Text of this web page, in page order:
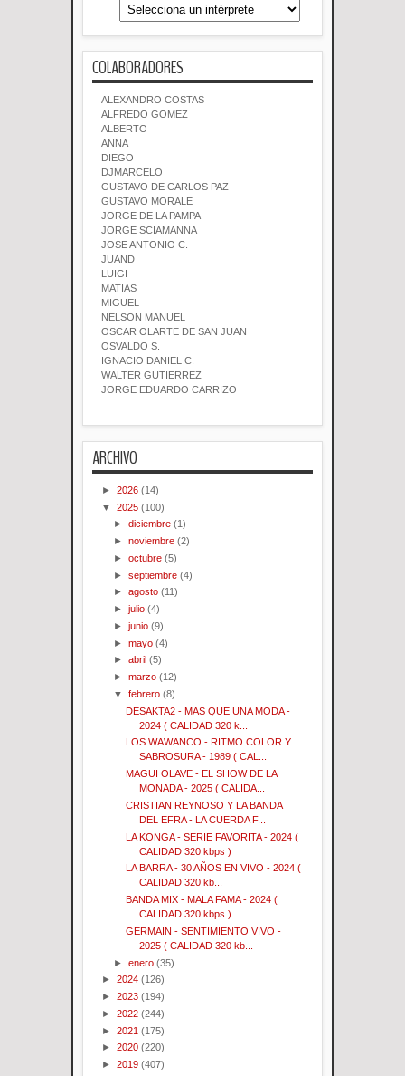
COLABORADORES
ALEXANDRO COSTAS
ALFREDO GOMEZ
ALBERTO
ANNA
DIEGO
DJMARCELO
GUSTAVO DE CARLOS PAZ
GUSTAVO MORALE
JORGE DE LA PAMPA
JORGE SCIAMANNA
JOSE ANTONIO C.
JUAND
LUIGI
MATIAS
MIGUEL
NELSON MANUEL
OSCAR OLARTE DE SAN JUAN
OSVALDO S.
IGNACIO DANIEL C.
WALTER GUTIERREZ
JORGE EDUARDO CARRIZO
ARCHIVO
► 2026 (14)
▼ 2025 (100)
►diciembre (1)
►noviembre (2)
►octubre (5)
►septiembre (4)
►agosto (11)
►julio (4)
►junio (9)
►mayo (4)
►abril (5)
►marzo (12)
▼febrero (8)
DESAKTA2 - MAS QUE UNA MODA -
2024 ( CALIDAD 320 k...
LOS WAWANCO - RITMO COLOR Y
SABROSURA - 1989 ( CAL...
MAGUI OLAVE - EL SHOW DE LA
MONADA - 2025 ( CALIDA...
CRISTIAN REYNOSO Y LA BANDA
DEL EFRA - LA CUERDA F...
LA KONGA - SERIE FAVORITA - 2024 (
CALIDAD 320 kbps )
LA BARRA - 30 AÑOS EN VIVO - 2024 (
CALIDAD 320 kb...
BANDA MIX - MALA FAMA - 2024 (
CALIDAD 320 kbps )
GERMAIN - SENTIMIENTO VIVO -
2025 ( CALIDAD 320 kb...
►enero (35)
► 2024 (126)
► 2023 (194)
► 2022 (244)
► 2021 (175)
► 2020 (220)
► 2019 (407)